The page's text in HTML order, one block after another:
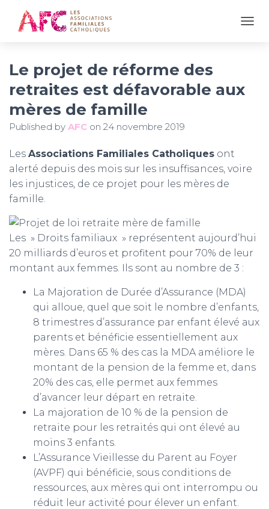
Le projet de réforme des
retraites est défavorable aux
mères de famille
Published by AFC on 24 novembre 2019
Les Associations Familiales Catholiques ont
alerté depuis des mois sur les insuffisances, voire
les injustices, de ce projet pour les mères de
famille.
Les » Droits familiaux » représentent aujourd’hui
20 milliards d’euros et profitent pour 70% de leur
montant aux femmes. Ils sont au nombre de 3 :
La Majoration de Durée d’Assurance (MDA)
qui alloue, quel que soit le nombre d’enfants,
8 trimestres d’assurance par enfant élevé aux
parents et bénéficie essentiellement aux
mères. Dans 65 % des cas la MDA améliore le
montant de la pension de la femme et, dans
20% des cas, elle permet aux femmes
d’avancer leur départ en retraite.
La majoration de 10 % de la pension de
retraite pour les retraités qui ont élevé au
moins 3 enfants.
L’Assurance Vieillesse du Parent au Foyer
(AVPF) qui bénéficie, sous conditions de
ressources, aux mères qui ont interrompu ou
réduit leur activité pour élever un enfant.